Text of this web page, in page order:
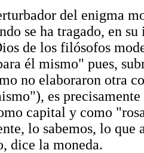
del enigma
se ha tragado, en
de los filósofos
él mismo" pues,
no elaboraron otra
es
capital y como
lo sabemos, lo
dice la moneda.